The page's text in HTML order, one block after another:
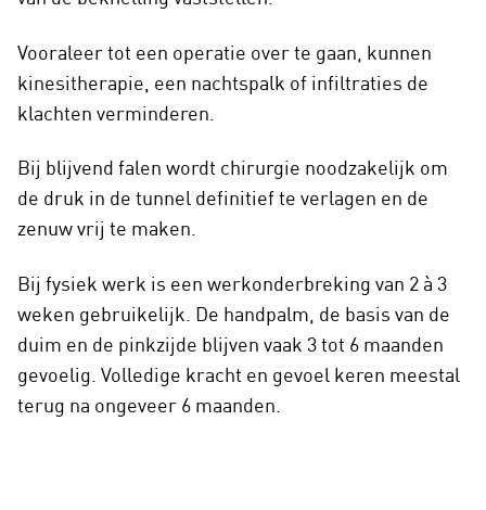
Vooraleer tot een operatie over te gaan, kunnen
kinesitherapie, een nachtspalk of infiltraties de
klachten verminderen.
Bij blijvend falen wordt chirurgie noodzakelijk om
de druk in de tunnel definitief te verlagen en de
zenuw vrij te maken.
Bij fysiek werk is een werkonderbreking van 2 à 3
weken gebruikelijk. De handpalm, de basis van de
duim en de pinkzijde blijven vaak 3 tot 6 maanden
gevoelig. Volledige kracht en gevoel keren meestal
terug na ongeveer 6 maanden.